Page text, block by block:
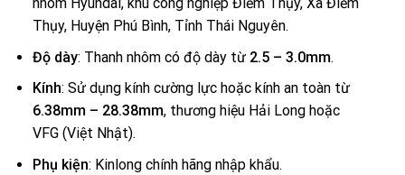
Thụy, Huyện Phú Bình, Tỉnh Thái Nguyên.
Độ dày: Thanh nhôm có độ dày từ 2.5 – 3.0mm.
Kính: Sử dụng kính cường lực hoặc kính an toàn từ
6.38mm – 28.38mm, thương hiệu Hải Long hoặc
VFG (Việt Nhật).
Phụ kiện: Kinlong chính hãng nhập khẩu.